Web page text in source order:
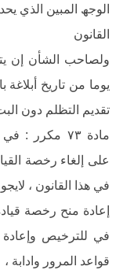
الوجھ المبین الذي
القانون
ولصاحب الشأن إن
یوما من تاریخ
تقدیم التظلم دون
مادة ٧٣
على إلغاء رخصة
في ھذا القانون ،
إعادة منح رخصة
في للترخیص وإعادة
قواعد المرور وادابة ،